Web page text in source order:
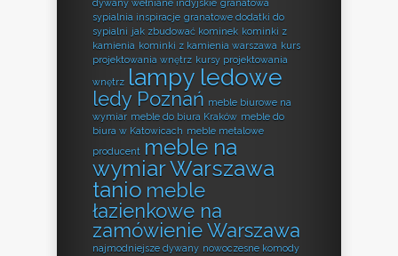
dywany wełniane indyjskie granatowa
sypialnia inspiracje granatowe dodatki do
sypialni jak zbudować kominek kominki z
kamienia kominki z kamienia warszawa kurs
projektowania wnętrz kursy projektowania
wnętrz lampy ledowe
ledy Poznań meble biurowe na
wymiar meble do biura Kraków meble do
biura w Katowicach meble metalowe
producent meble na
wymiar Warszawa
tanio meble
łazienkowe na
zamówienie Warszawa
najmodniejsze dywany nowoczesne komody